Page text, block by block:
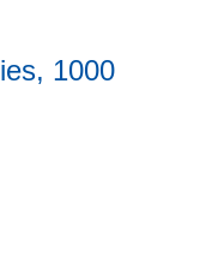
1000